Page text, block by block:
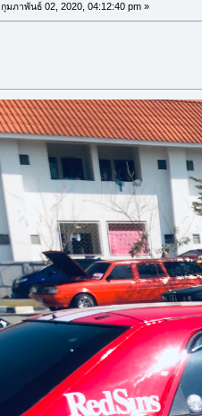
กุมภาพันธ์ 02, 2020, 04:12:40 pm »